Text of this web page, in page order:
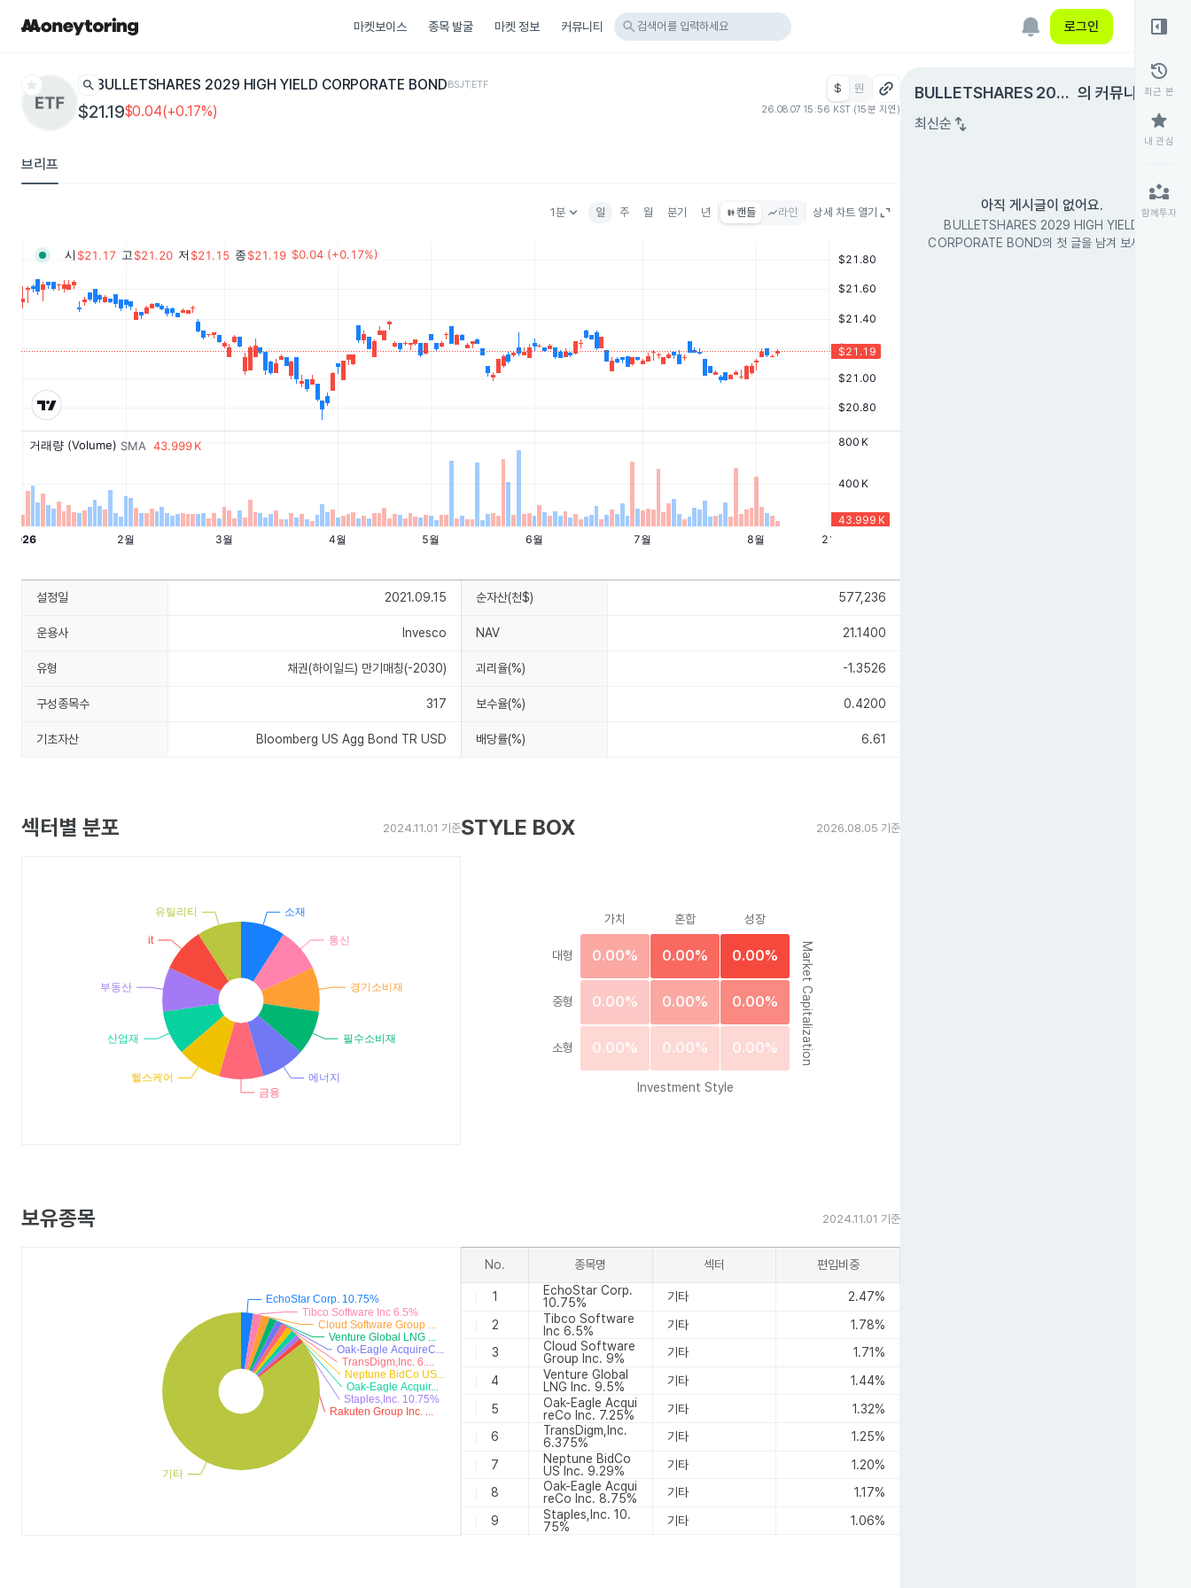
마켓보이스 종목 발굴 마켓 정보 커뮤니티 search 검색어를 입력하세요 로그인
star search BULLETSHARES 2029 HIGH YIELD CORPORATE BONDBSJTETF
$21.19$0.04(+0.17%)
$ 원
26.08.07 15:56 KST (15분 지연)
브리프
1분keyboard_arrow_down 일 주 월 분기 년 캔들 라인 상세 차트 열기
BULLETSHARES 2029
HIGH YIELD CORPORA
의 커뮤니티expand_circle_right
최신순 swap_vert
아직 게시글이 없어요.
BULLETSHARES 2029 HIGH YIELD
CORPORATE BOND의 첫 글을 남겨 보세요.
right_panel_open
history
최근 본
star
내 관심
partner_exchange
함께투자